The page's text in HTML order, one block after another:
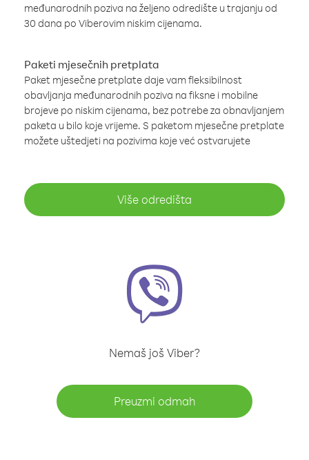
međunarodnih poziva na željeno odredište u trajanju od
30 dana po Viberovim niskim cijenama.
Paketi mjesečnih pretplata
Paket mjesečne pretplate daje vam fleksibilnost
obavljanja međunarodnih poziva na fiksne i mobilne
brojeve po niskim cijenama, bez potrebe za obnavljanjem
paketa u bilo koje vrijeme. S paketom mjesečne pretplate
možete uštedjeti na pozivima koje već ostvarujete
Više odredišta
Nemaš još Viber?
Preuzmi odmah